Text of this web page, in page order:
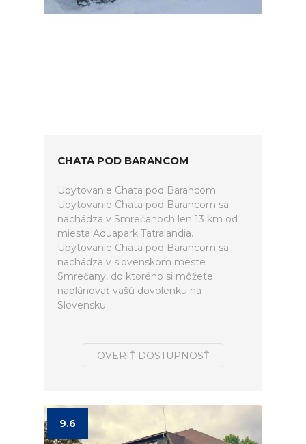
CHATA POD BARANCOM
Ubytovanie Chata pod Barancom.
Ubytovanie Chata pod Barancom sa
nachádza v Smrečanoch len 13 km od
miesta Aquapark Tatralandia.
Ubytovanie Chata pod Barancom sa
nachádza v slovenskom meste
Smrečany, do ktorého si môžete
naplánovať vašú dovolenku na
Slovensku.
OVERIŤ DOSTUPNOSŤ
9.6